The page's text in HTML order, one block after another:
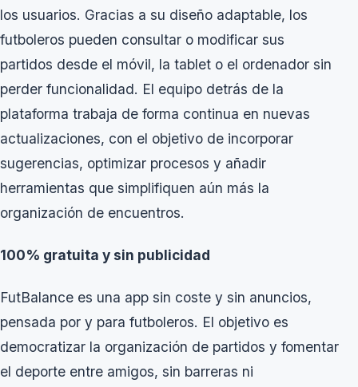
los usuarios. Gracias a su diseño adaptable, los
futboleros pueden consultar o modificar sus
partidos desde el móvil, la tablet o el ordenador sin
perder funcionalidad. El equipo detrás de la
plataforma trabaja de forma continua en nuevas
actualizaciones, con el objetivo de incorporar
sugerencias, optimizar procesos y añadir
herramientas que simplifiquen aún más la
organización de encuentros.
100% gratuita y sin publicidad
FutBalance es una app sin coste y sin anuncios,
pensada por y para futboleros. El objetivo es
democratizar la organización de partidos y fomentar
el deporte entre amigos, sin barreras ni